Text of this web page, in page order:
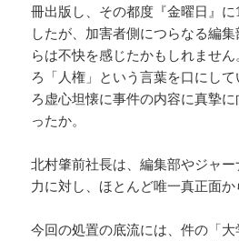
冊出版し、その都度『金曜日』
したが、加害者側につらなる編
らは不快を感じたかもしれませ
ろ「人権」という言葉を口にし
ろ虚心坦懐に事件の内容に真摯
ったか。
北村肇前社長は、編集部やジャ
力に対し、ほとんど唯一真正面か
今回の処置の底流には、件の「